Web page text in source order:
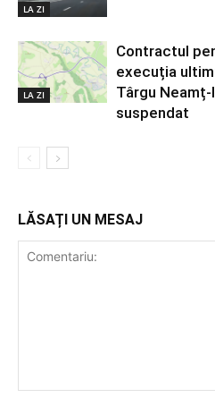
LA ZI
LA ZI
Contractul
execuția
Târgu
suspendat
LĂSAȚI UN MESAJ